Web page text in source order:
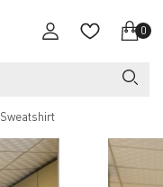
0
Sweatshirt